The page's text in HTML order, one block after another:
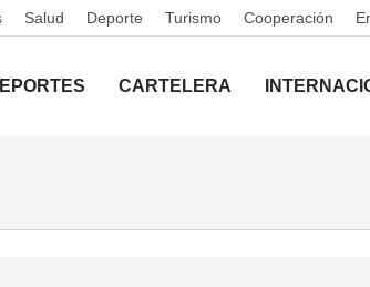
Salud Deporte Turismo Cooperación
CARTELERA